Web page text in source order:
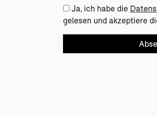
Ja, ich habe die
gelesen und akzeptiere